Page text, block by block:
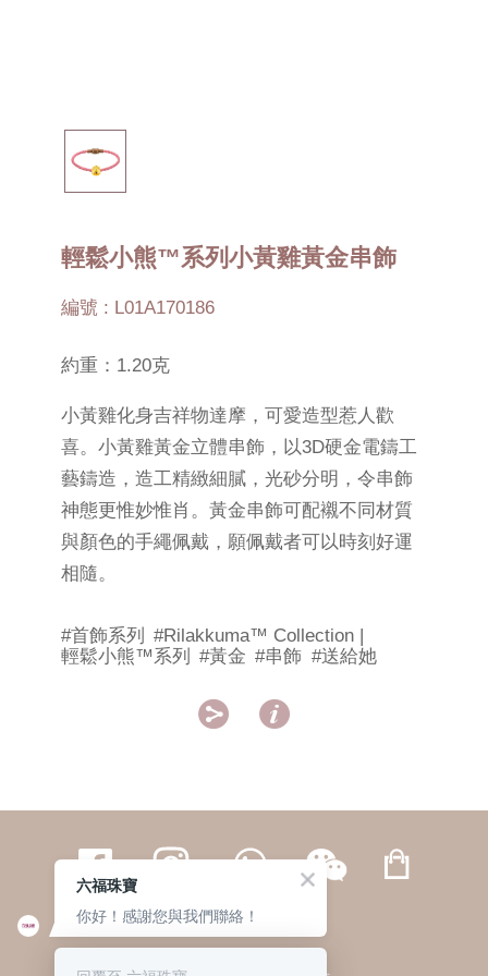
輕鬆小熊™系列小黃雞黃金串飾
編號 : L01A170186
約重：1.20克
小黃雞化身吉祥物達摩，可愛造型惹人歡
喜。小黃雞黃金立體串飾，以3D硬金電鑄工
藝鑄造，造工精緻細膩，光砂分明，令串飾
神態更惟妙惟肖。黃金串飾可配襯不同材質
與顏色的手繩佩戴，願佩戴者可以時刻好運
相隨。
#首飾系列
#Rilakkuma™ Collection |
輕鬆小熊™系列
#黃金 #串飾 #送給她
 
繁體 | 簡体
六福珠寶
你好！感謝您與我們聯絡！